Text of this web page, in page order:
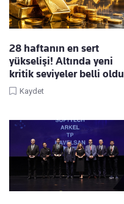
28 haftanın en sert
yükselişi! Altında yeni
kritik seviyeler belli oldu
Kaydet